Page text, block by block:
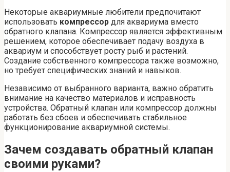
Некоторые аквариумные любители предпочитают
использовать компрессор для аквариума вместо
обратного клапана. Компрессор является эффективным
решением, которое обеспечивает подачу воздуха в
аквариум и способствует росту рыб и растений.
Создание собственного компрессора также возможно,
но требует специфических знаний и навыков.
Независимо от выбранного варианта, важно обратить
внимание на качество материалов и исправность
устройства. Обратный клапан или компрессор должны
работать без сбоев и обеспечивать стабильное
функционирование аквариумной системы.
Зачем создавать обратный клапан
своими руками?